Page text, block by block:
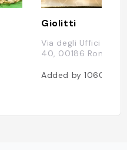
Giolitti
Via degli Uffici del
40, 00186 Roma,
Added by10601